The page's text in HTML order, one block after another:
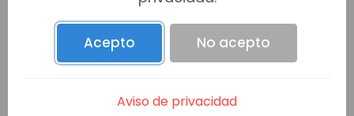
Acepto No acepto
Aviso de privacidad